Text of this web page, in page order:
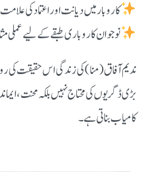
کاروبار میں دیانت اور اعتماد کی علامت
نوجوان کاروباری طبقے کے لیے عملی
ندیم آفاق (منا) کی زندگی اس حقیقت کی
بڑی ڈگریوں کی محتاج نہیں بلکہ محنت،
کامیاب بناتی ہے۔